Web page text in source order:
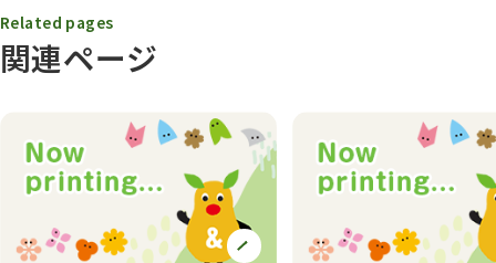
動物園その他
407
植物園長の庭
植物園 その他 423
関連ページ
Related pages